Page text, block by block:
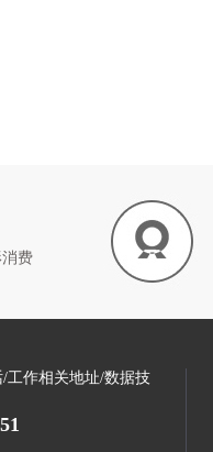
费
工作相关地址/数据技